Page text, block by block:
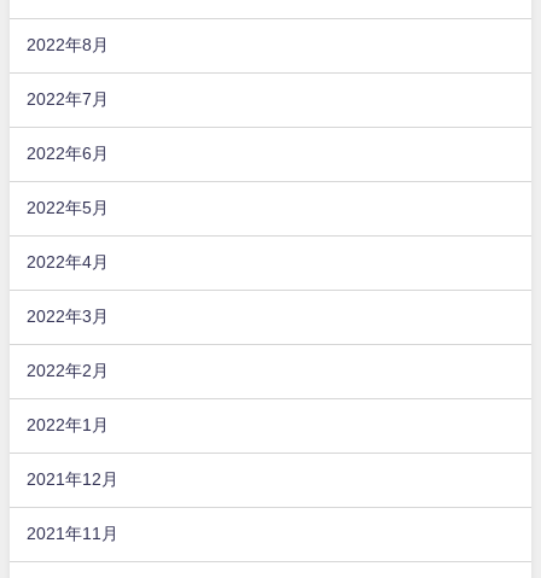
2022年8月
2022年7月
2022年6月
2022年5月
2022年4月
2022年3月
2022年2月
2022年1月
2021年12月
2021年11月